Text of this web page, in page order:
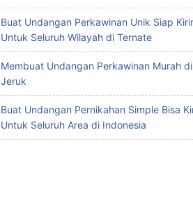
Buat Undangan Perkawinan Unik Siap
Untuk Seluruh Wilayah di Ternate
Membuat Undangan Perkawinan Murah di
Jeruk
Buat Undangan Pernikahan Simple Bisa
Untuk Seluruh Area di Indonesia